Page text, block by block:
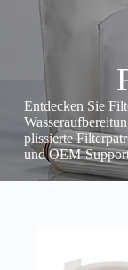
Entdecken Sie
plissierte
und OEM-